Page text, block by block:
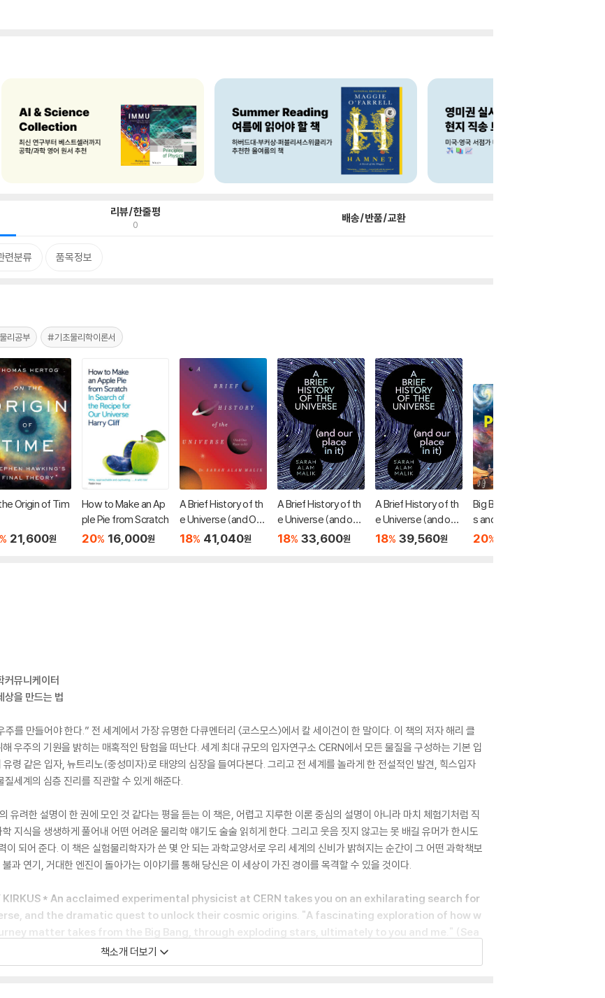
리뷰/한줄평
0 배송/반품/교환
련분류 품목정보
리공부 #기초물리학이론서
Origin of Tim
% 21,600원
How to Make an Ap
ple Pie from Scratch
20% 16,000원
A Brief History of th
e Universe (and Our
Place in It)
18% 41,040원
A Brief History of th
e Universe (and our
place in it)
18% 33,600원
A Brief History of th
e Universe (and our
place in it)
18% 39,560원
Big Book of Big Star
s and Planets
20%
커뮤니케이터
상을 만드는 법
를 만들어야 한다.” 전 세계에서 가장 유명한 다큐멘터리 〈코스모스〉에서 칼 세이건이 한 말이다. 이 책의 저자 해리 클
우주의 기원을 밝히는 매혹적인 탐험을 떠난다. 세계 최대 규모의 입자연구소 CERN에서 모든 물질을 구성하는 기본 입
령 같은 입자, 뉴트리노(중성미자)로 태양의 심장을 들여다본다. 그리고 전 세계를 놀라게 한 전설적인 발견, 힉스입자
세계의 심층 진리를 직관할 수 있게 해준다.
유려한 설명이 한 권에 모인 것 같다는 평을 듣는 이 책은, 어렵고 지루한 이론 중심의 설명이 아니라 마치 체험기처럼 직
지식을 생생하게 풀어내 어떤 어려운 물리학 얘기도 술술 읽히게 한다. 그리고 웃음 짓지 않고는 못 배길 유머가 한시도
되어 준다. 이 책은 실험물리학자가 쓴 몇 안 되는 과학교양서로 우리 세계의 신비가 밝혀지는 순간이 그 어떤 과학책보
과 연기, 거대한 엔진이 돌아가는 이야기를 통해 당신은 이 세상이 가진 경이를 목격할 수 있을 것이다.
KIRKUS * An acclaimed experimental physicist at CERN takes you on an exhilarating search for
and the dramatic quest to unlock their cosmic origins. "A fascinating exploration of how w
matter takes from the Big Bang, through exploding stars, ultimately to you and me." (Sea
책소개 더보기